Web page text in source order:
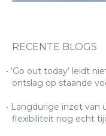
RECENTE BLOGS
‘Go out today’ leidt
ontslag op staande
Langdurige inzet van
flexibiliteit nog echt